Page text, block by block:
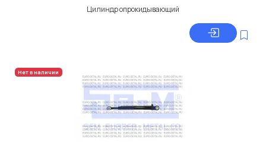
Цилиндр опрокидывающий
Нет в наличии